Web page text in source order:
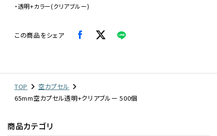
・透明+カラー(クリアブルー)
この商品をシェア
TOP
空カプセル
65mm空カプセル透明+クリアブルー 500個
商品カテゴリ